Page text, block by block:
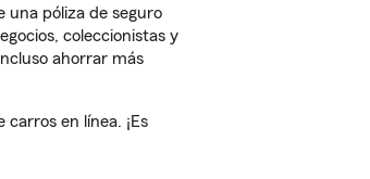
una póliza de seguro
coleccionistas y
ahorrar más
en línea. ¡Es